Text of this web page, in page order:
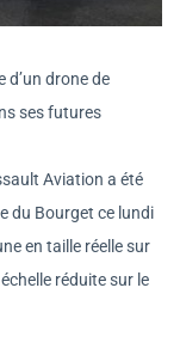
d’un drone de
ses futures
Aviation a été
du Bourget ce lundi
en taille réelle sur
réduite sur le